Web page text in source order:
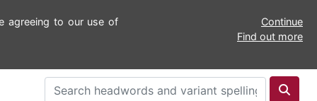
agreeing to our use of
Continue
Find out more